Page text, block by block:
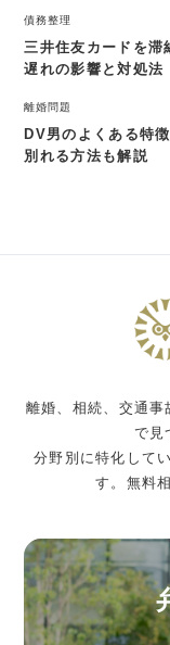
債務整理
三井住友カードを滞
遅れの影響と対処法
離婚問題
DV男のよくある特
別れる方法も解説
離婚、相続、交通事
で見
分野別に特化して
す。無料